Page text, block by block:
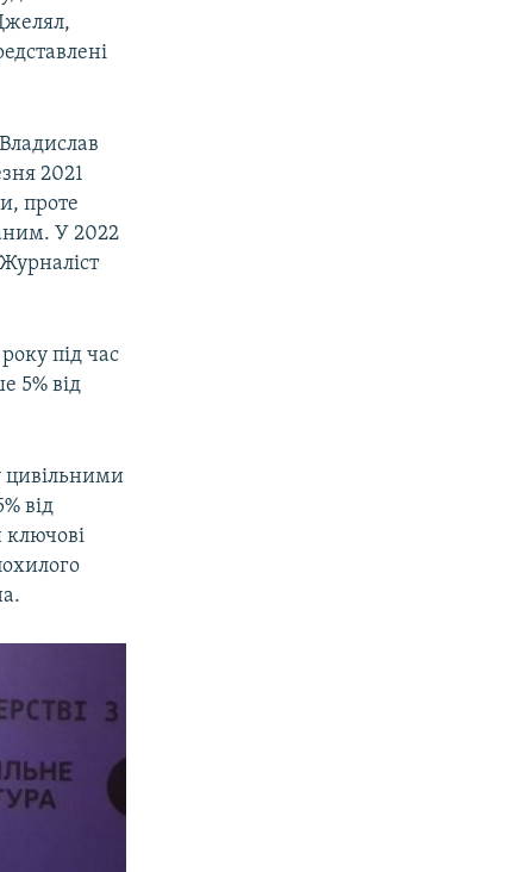
2021
проте
У 2022
під час
5% від
цивільними
від
ключові